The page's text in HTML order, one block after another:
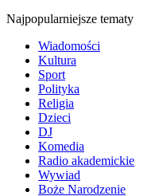
Najpopularniejsze tematy
Wiadomości
Kultura
Sport
Polityka
Religia
Dzieci
DJ
Komedia
Radio akademickie
Wywiad
Boże Narodzenie